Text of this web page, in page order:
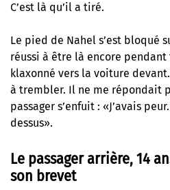
C’est là qu’il a tiré.
Le pied de Nahel s’est bloqué
réussi à être là encore
klaxonné vers la voiture
à trembler. Il ne me répondait
passager s’enfuit : «J’avais
dessus».
Le passager arrière, 14
son brevet